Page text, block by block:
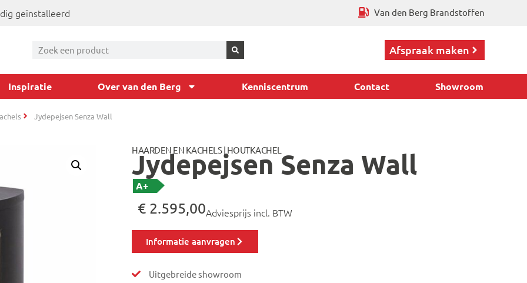
geïnstalleerd Van den Berg Brandstoffen
Afspraak maken
Inspiratie Over van den Berg Kenniscentrum Contact Showroom
Jydepejsen Senza Wall
HAARDEN EN KACHELS| HOUTKACHEL
Jydepejsen Senza Wall
A+
€ 2.595,00Adviesprijs incl. BTW
Informatie aanvragen
Uitgebreide showroom